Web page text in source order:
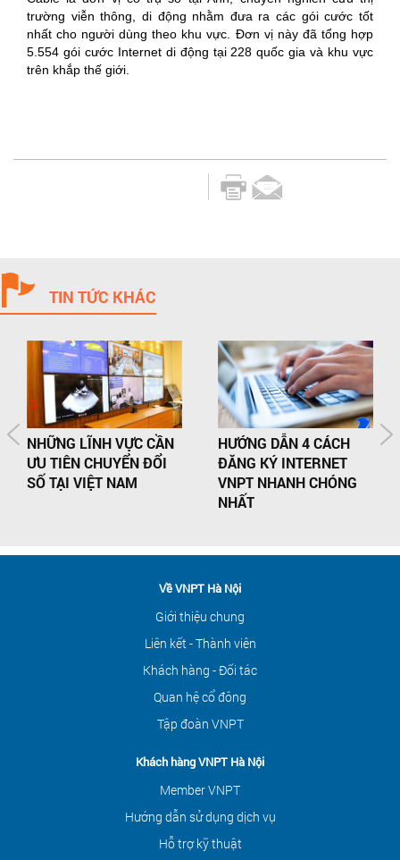
trường viễn thông, di động nhằm đưa ra các gói cước tốt
nhất cho người dùng theo khu vực. Đơn vị này đã tổng hợp
5.554 gói cước Internet di động tại 228 quốc gia và khu vực
trên khắp thế giới.
TIN TỨC KHÁC
NHỮNG LĨNH VỰC CẦN
ƯU TIÊN CHUYỂN ĐỔI
SỐ TẠI VIỆT NAM
HƯỚNG DẪN 4 CÁCH
ĐĂNG KÝ INTERNET
VNPT NHANH CHÓNG
NHẤT
Về VNPT Hà Nội
Giới thiệu chung
Liên kết - Thành viên
Khách hàng - Đối tác
Quan hệ cổ đông
Tập đoàn VNPT
Khách hàng VNPT Hà Nội
Member VNPT
Hướng dẫn sử dụng dịch vụ
Hỗ trợ kỹ thuật